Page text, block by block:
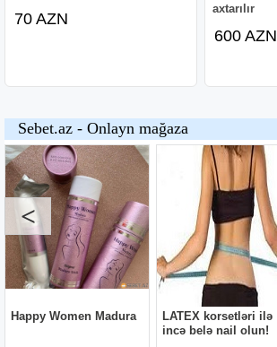
70 AZN
axtarılır
600 AZN